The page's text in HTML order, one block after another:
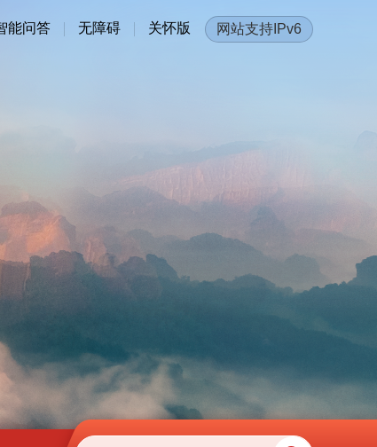
能问答 无障碍 关怀版 网站支持IPv6